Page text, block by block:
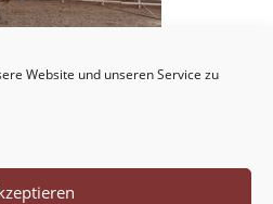
Website und unseren Service zu